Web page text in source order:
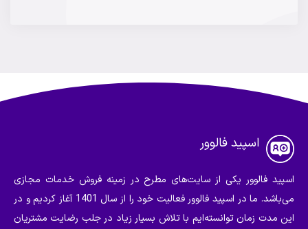
اسپید فالوور
اسپید فالوور یکی از سایت‌های مطرح در زمینه فروش خدمات مجازی
می‌باشد. ما در اسپید فالوور فعالیت خود را از سال 1401 آغاز کردیم و در
این مدت زمان توانسته‌ایم با تلاش بسیار زیاد در جلب رضایت مشتریان